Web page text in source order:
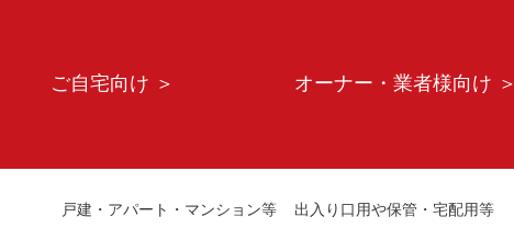
ご自宅向け ＞ オーナー・業者様向け ＞
戸建・アパート・マンション等 出入り口用や保管・宅配用等